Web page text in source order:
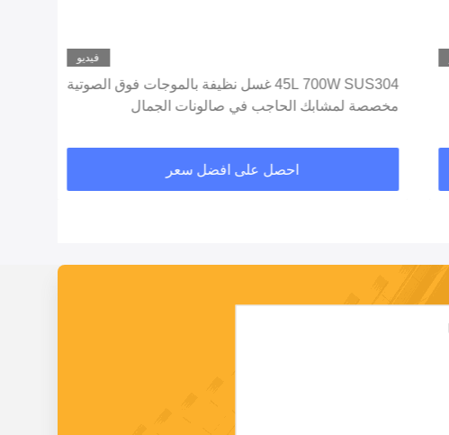
فيديو
45L 700W SUS304 غسل نظيفة بالموجات فوق الصوتية
مخصصة لمشابك الحاجب في صالونات الجمال
احصل على افضل سعر